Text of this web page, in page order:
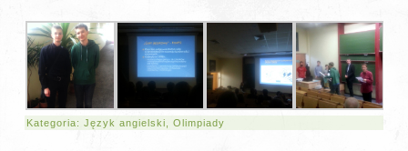
Kategoria:Język angielski ,Olimpiady